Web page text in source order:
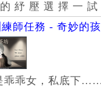
紓 壓 選 擇 一
師任務 - 奇妙的
乖乖女，私底下